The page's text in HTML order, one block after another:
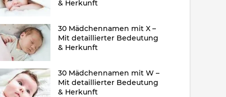
& Herkunft
30 Mädchennamen mit X –
Mit detaillierter Bedeutung
& Herkunft
30 Mädchennamen mit W –
Mit detaillierter Bedeutung
& Herkunft